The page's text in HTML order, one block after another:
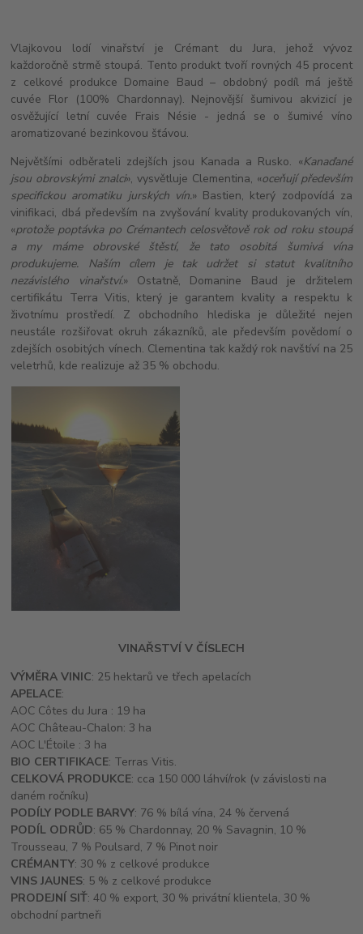
Vlajkovou lodí vinařství je Crémant du Jura, jehož vývoz
každoročně strmě stoupá. Tento produkt tvoří rovných 45 procent
z celkové produkce Domaine Baud – obdobný podíl má ještě
cuvée Flor (100% Chardonnay). Nejnovější šumivou akvizicí je
osvěžující letní cuvée Frais Nésie - jedná se o šumivé víno
aromatizované bezinkovou šťávou.
Největšími odběrateli zdejších jsou Kanada a Rusko. «Kanaďané
jsou obrovskými znalci», vysvětluje Clementina, «oceňují především
specifickou aromatiku jurských vín.» Bastien, který zodpovídá za
vinifikaci, dbá především na zvyšování kvality produkovaných vín,
«protože poptávka po Crémantech celosvětově rok od roku stoupá
a my máme obrovské štěstí, že tato osobitá šumivá vína
produkujeme. Naším cílem je tak udržet si statut kvalitního
nezávislého vinařství.» Ostatně, Domanine Baud je držitelem
certifikátu Terra Vitis, který je garantem kvality a respektu k
životnímu prostředí. Z obchodního hlediska je důležité nejen
neustále rozšiřovat okruh zákazníků, ale především povědomí o
zdejších osobitých vínech. Clementina tak každý rok navštíví na 25
veletrhů, kde realizuje až 35 % obchodu.
VINAŘSTVÍ V ČÍSLECH
VÝMĚRA VINIC: 25 hektarů ve třech apelacích
APELACE:
AOC Côtes du Jura : 19 ha
AOC Château-Chalon: 3 ha
AOC L'Étoile : 3 ha
BIO CERTIFIKACE: Terras Vitis.
CELKOVÁ PRODUKCE: cca 150 000 láhví/rok (v závislosti na
daném ročníku)
PODÍLY PODLE BARVY: 76 % bílá vína, 24 % červená
PODÍL ODRŮD: 65 % Chardonnay, 20 % Savagnin, 10 %
Trousseau, 7 % Poulsard, 7 % Pinot noir
CRÉMANTY: 30 % z celkové produkce
VINS JAUNES: 5 % z celkové produkce
PRODEJNÍ SIŤ: 40 % export, 30 % privátní klientela, 30 %
obchodní partneři